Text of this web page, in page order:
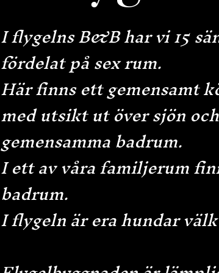
I flygelns B&B har vi 15
fördelat på sex rum.
Här finns ett gemensamt
med utsikt ut över sjön och
gemensamma badrum.
I ett av våra familjerum
badrum.
I flygeln är era hundar